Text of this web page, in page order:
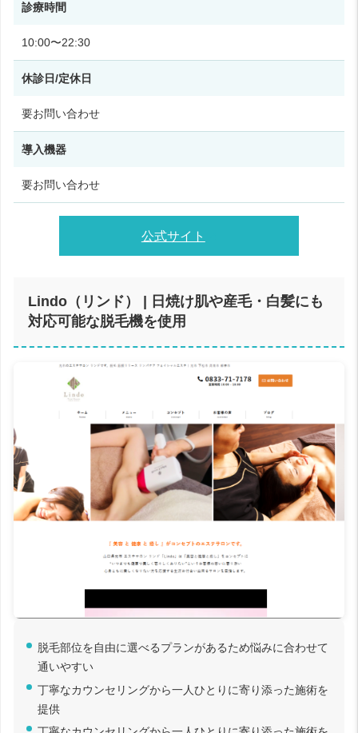
診療時間
10:00〜22:30
休診日/定休日
要お問い合わせ
導入機器
要お問い合わせ
公式サイト
Lindo（リンド） | 日焼け肌や産毛・白髪にも
対応可能な脱毛機を使用
脱毛部位を自由に選べるプランがあるため悩みに合わせて
通いやすい
丁寧なカウンセリングから一人ひとりに寄り添った施術を
提供